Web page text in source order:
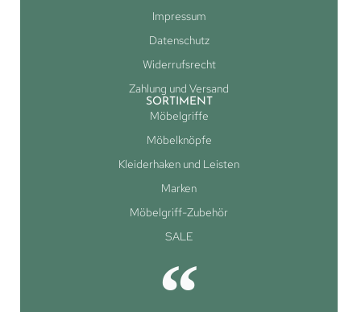
Impressum
Datenschutz
Widerrufsrecht
Zahlung und Versand
SORTIMENT
Möbelgriffe
Möbelknöpfe
Kleiderhaken und Leisten
Marken
Möbelgriff-Zubehör
SALE